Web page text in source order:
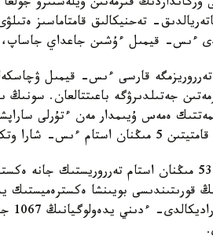
ورگانداردىڭ قىزمەتىن ۇيلەستىرۋ
تەحنيكالىق قامتاماسىز
ءىس- قيمىل ءۇشىن جاعداي جاساپ،
قارسى ءىس- قيمىل
جەتىلدىرۋگە باعىتتالعان. سونىڭ
ەمەس ۇيىمدار مەن ءتۇرلى
ينتەرنەت- رەسۋرستاردان 53 مىڭنان استام